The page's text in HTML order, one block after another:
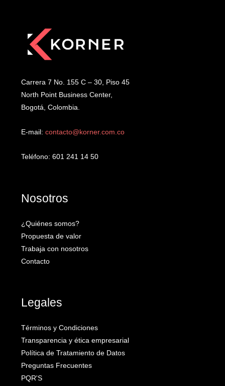
Carrera 7 No. 155 C – 30, Piso 45
North Point Business Center,
Bogotá, Colombia.
E-mail: contacto@korner.com.co
Teléfono: 601 241 14 50
Nosotros
¿Quiénes somos?
Propuesta de valor
Trabaja con nosotros
Contacto
Legales
Términos y Condiciones
Transparencia y ética empresarial
Política de Tratamiento de Datos
Preguntas Frecuentes
PQR'S